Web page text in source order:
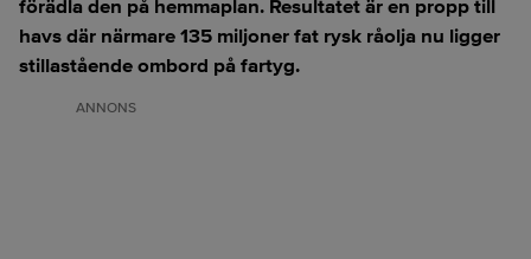
förädla den på hemmaplan. Resultatet är en propp till
havs där närmare 135 miljoner fat rysk råolja nu ligger
stillastående ombord på fartyg.
ANNONS